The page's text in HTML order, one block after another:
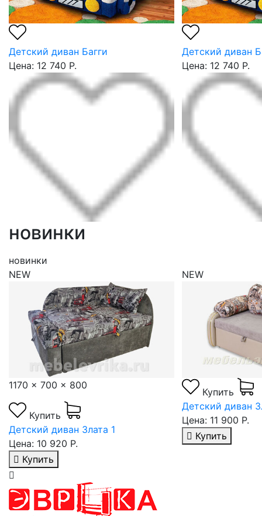
Детский диван Багги
Цена: 12 740 Р.
Детский диван
Цена: 12 740 Р.
новинки
новинки
NEW
1170 x 700 x 800
Купить
Детский диван Злата 1
Цена: 10 920 Р.
Купить
NEW
Купить
Детский диван
Цена: 11 900 Р.
Купить